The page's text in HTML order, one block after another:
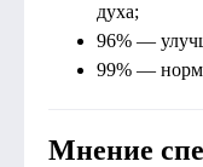
духа;
96% —
99% —
Мнение